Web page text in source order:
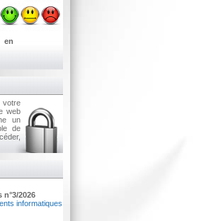
en
web
un
de
voitures sous
2026
informatiques